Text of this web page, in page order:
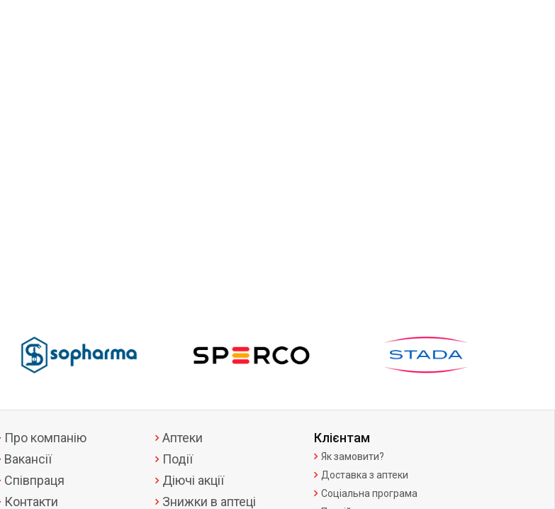
Про компанію
Вакансії
Співпраця
Контакти
Аптеки
Події
Діючі акції
Знижки в аптеці
Клієнтам
Як замовити?
Доставка з аптеки
Соціальна програма